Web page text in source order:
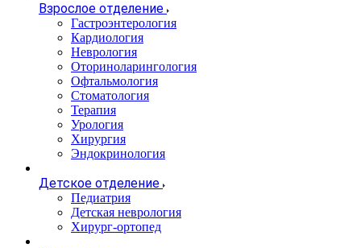
Взрослое отделение
Гастроэнтерология
Кардиология
Неврология
Оториноларингология
Офтальмология
Стоматология
Терапия
Урология
Хирургия
Эндокринология
Детское отделение
Педиатрия
Детская неврология
Хирург-ортопед